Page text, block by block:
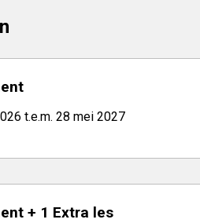
t.e.m. 28 mei 2027
+ 1 Extra les